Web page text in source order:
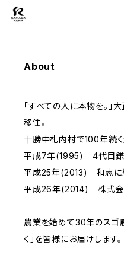
About
「すべての人に本物を。
移住。
十勝中札内村で100年続く
平成7年(1995) 4代目鎌
平成25年(2013) 和志に経
平成26年(2014) 株式会
農業を始めて30年のスゴ
く」を皆様にお届けします。